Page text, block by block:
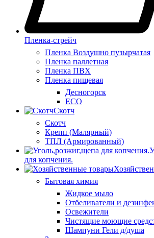
Пленка-стрейч
Пленка Воздушно пузырчатая
Пленка паллетная
Пленка ПВХ
Пленка пищевая
Десногорск
ECO
Скотч
Скотч
Крепп (Малярный)
ТПЛ (Армированный)
для копчения.
Бытовая химия
Жидкое мыло
Отбеливатели и
Освежители
Чистящие моющие
Шампуни Гели д/душа